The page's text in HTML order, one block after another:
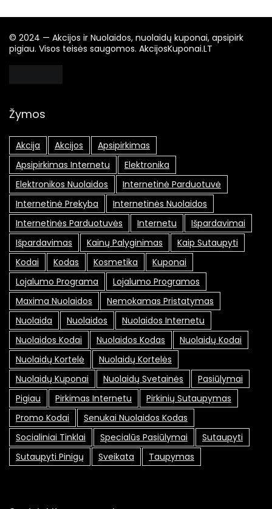
© 2024 — Akcijos ir Nuolaidos, nuolaidų kuponai, apsipirk
pigiau. Visos teisės saugomos. AkcijosKuponai.LT
Žymos
Akcija Akcijos
Apsipirkimas
Apsipirkimas Internetu
Elektronika
Elektronikos Nuolaidos
Internetinė Parduotuvė
Internetinė Prekyba
Internetinės Nuolaidos
Internetinės Parduotuvės
Internetu
Išpardavimai
Išpardavimas
Kainų Palyginimas
Kaip Sutaupyti
Kodai
Kodas Kosmetika
Kuponai
Lojalumo Programa
Lojalumo Programos
Maxima Nuolaidos
Nemokamas Pristatymas
Nuolaida
Nuolaidos
Nuolaidos Internetu
Nuolaidos Kodai
Nuolaidos Kodas
Nuolaidų Kodai
Nuolaidų Kortelė
Nuolaidų Kortelės
Nuolaidų Kuponai
Nuolaidų Svetainės
Pasiūlymai
Pigiau
Pirkimas Internetu
Pirkinių Sutaupymas
Promo Kodai
Senukai Nuolaidos Kodas
Socialiniai Tinklai
Specialūs Pasiūlymai
Sutaupyti
Sutaupyti Pinigų
Sveikata Taupymas